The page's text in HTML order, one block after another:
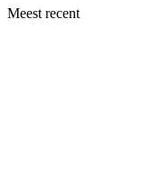
Meest recent